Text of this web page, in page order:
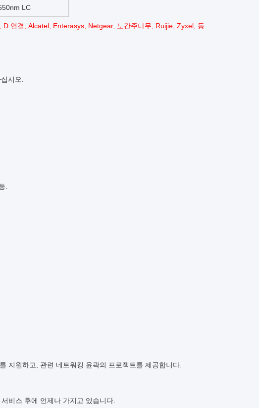
LC
연결, Alcatel, Enterasys, Netgear, 노간주나무, Ruijie, Zyxel, 등.
시오.
.
지원하고, 관련 네트워킹 윤곽의 프로젝트를 제공합니다.
비스 후에 언제나 가지고 있습니다.